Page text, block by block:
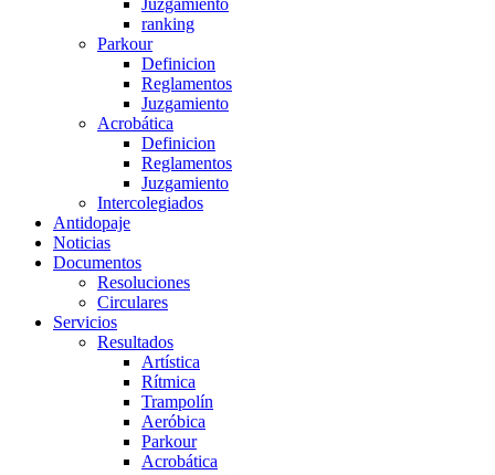
Juzgamiento
ranking
Parkour
Definicion
Reglamentos
Juzgamiento
Acrobática
Definicion
Reglamentos
Juzgamiento
Intercolegiados
Antidopaje
Noticias
Documentos
Resoluciones
Circulares
Servicios
Resultados
Artística
Rítmica
Trampolín
Aeróbica
Parkour
Acrobática